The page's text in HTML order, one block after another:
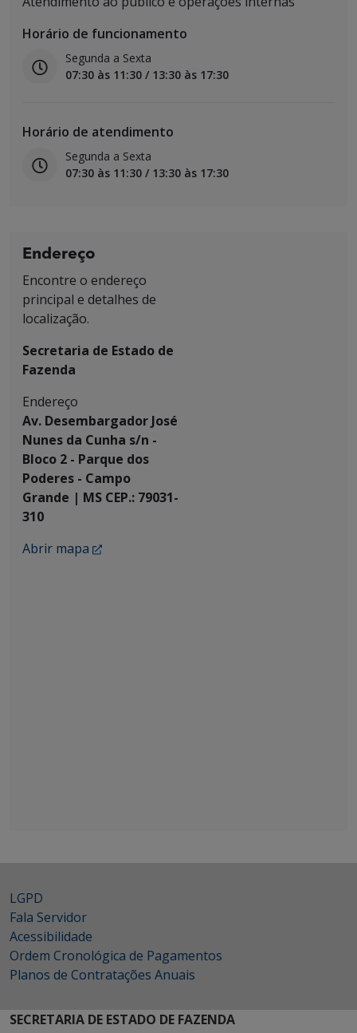
Horário de funcionamento
Segunda a Sexta
07:30 às 11:30 / 13:30 às 17:30
Horário de atendimento
Segunda a Sexta
07:30 às 11:30 / 13:30 às 17:30
Endereço
Encontre o endereço
principal e detalhes de
localização.
Secretaria de Estado de
Fazenda
Endereço
Av. Desembargador José
Nunes da Cunha s/n -
Bloco 2 - Parque dos
Poderes - Campo
Grande | MS CEP.: 79031-
310
Abrir mapa
LGPD
Fala Servidor
Acessibilidade
Ordem Cronológica de Pagamentos
Planos de Contratações Anuais
SECRETARIA DE ESTADO DE FAZENDA